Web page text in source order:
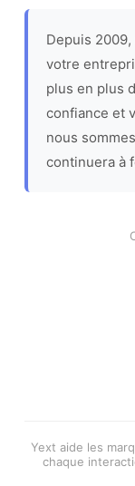
Depuis
votre
plus en plus
confiance et
nous
continuera à
Yext aide les
chaque